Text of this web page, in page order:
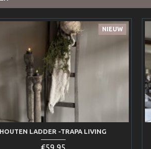
NIEUW
HOUTEN LADDER -TRAPA LIVING